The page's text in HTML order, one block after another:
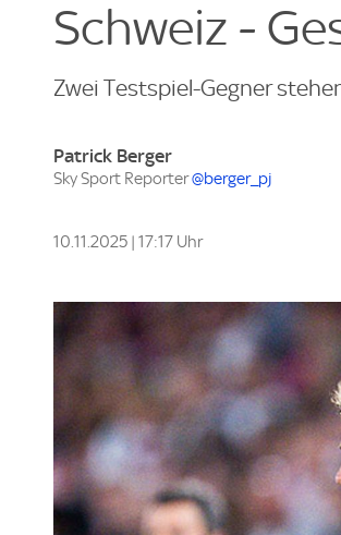
Schweiz -
Zwei Testspiel-Gegner
Patrick Berger
Sky Sport Reporter@berger_pj
10.11.2025 | 17:17 Uhr